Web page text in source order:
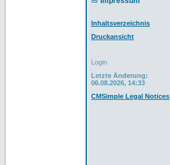
Inhaltsverzeichnis
Druckansicht
Login
Letzte Änderung:
06.08.2026, 14:33
CMSimple Legal Notices